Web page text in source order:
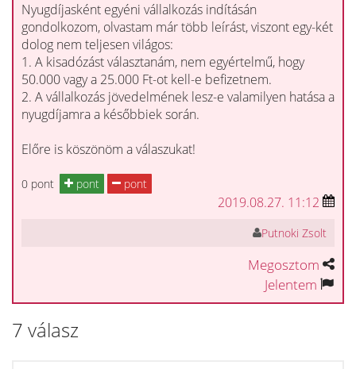
Nyugdíjasként egyéni vállalkozás indításán
gondolkozom, olvastam már több leírást, viszont egy-két
dolog nem teljesen világos:
1. A kisadózást választanám, nem egyértelmű, hogy
50.000 vagy a 25.000 Ft-ot kell-e befizetnem.
2. A vállalkozás jövedelmének lesz-e valamilyen hatása a
nyugdíjamra a későbbiek során.
Előre is köszönöm a válaszukat!
0 pont pont pont
2019.08.27. 11:12
Putnoki Zsolt
Megosztom
Jelentem
7 válasz